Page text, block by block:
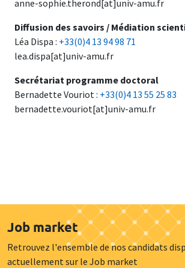
anne-sophie.therond[at]univ-amu.fr
Diffusion des savoirs / Médiation
Léa Dispa : +33(0)4 13 94 98 71
lea.dispa[at]univ-amu.fr
Secrétariat programme doctoral
Bernadette Vouriot : +33(0)4 13 55 25 83
bernadette.vouriot[at]univ-amu.fr
Job market
Retrouvez l'ensemble de nos candidats
actuellement sur le Job market